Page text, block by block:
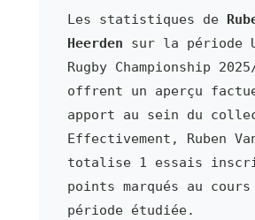
Les statistiques de
Heerden sur la période
Rugby Championship
offrent un aperçu
apport au sein du
Effectivement, Ruben
totalise 1 essais
points marqués au
période étudiée.